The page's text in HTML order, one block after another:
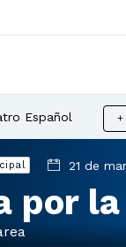
Español +
21 de
por